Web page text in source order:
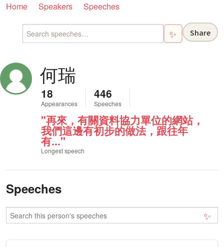
Home Speakers Speeches
✨ Share
何瑞
18
Appearances
446
Speeches
"再來，有關資料協力單位的網站，
我們這邊有初步的做法，跟往年
有..."
Longest speech
Speeches
✨